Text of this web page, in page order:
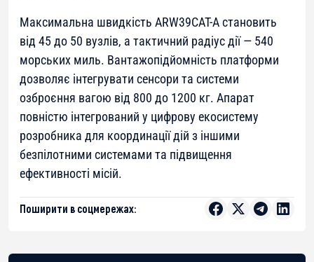
Максимальна швидкість ARW39CAT-A становить
від 45 до 50 вузлів, а тактичний радіус дії — 540
морських миль. Вантажопідйомність платформи
дозволяє інтегрувати сенсори та системи
озброєння вагою від 800 до 1200 кг. Апарат
повністю інтегрований у цифрову екосистему
розробника для координації дій з іншими
безпілотними системами та підвищення
ефективності місій.
Поширити в соцмережах: